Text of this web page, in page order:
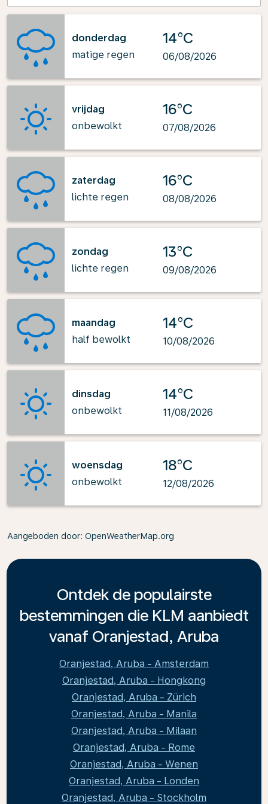
donderdag
matige regen
14°C
06/08/2026
vrijdag
onbewolkt
16°C
07/08/2026
zaterdag
lichte regen
16°C
08/08/2026
zondag
lichte regen
13°C
09/08/2026
maandag
half bewolkt
14°C
10/08/2026
dinsdag
onbewolkt
14°C
11/08/2026
woensdag
onbewolkt
18°C
12/08/2026
Aangeboden door: OpenWeatherMap.org
Ontdek de populairste
bestemmingen die KLM aanbiedt
vanaf Oranjestad, Aruba
Oranjestad, Aruba - Amsterdam
Oranjestad, Aruba - Hongkong
Oranjestad, Aruba - Zürich
Oranjestad, Aruba - Manila
Oranjestad, Aruba - Milaan
Oranjestad, Aruba - Rome
Oranjestad, Aruba - Wenen
Oranjestad, Aruba - Londen
Oranjestad, Aruba - Stockholm